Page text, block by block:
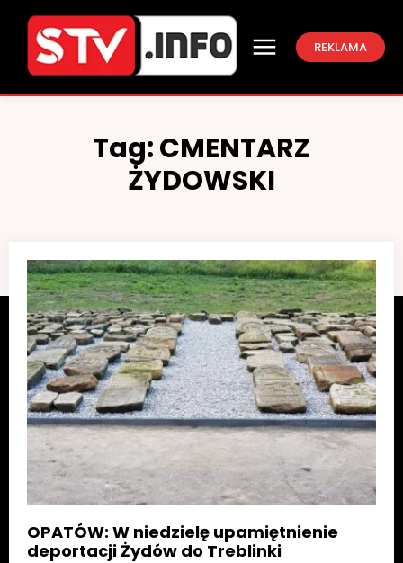
REKLAMA
Tag:CMENTARZ
ŻYDOWSKI
OPATÓW: W niedzielę upamiętnienie
deportacji Żydów do Treblinki